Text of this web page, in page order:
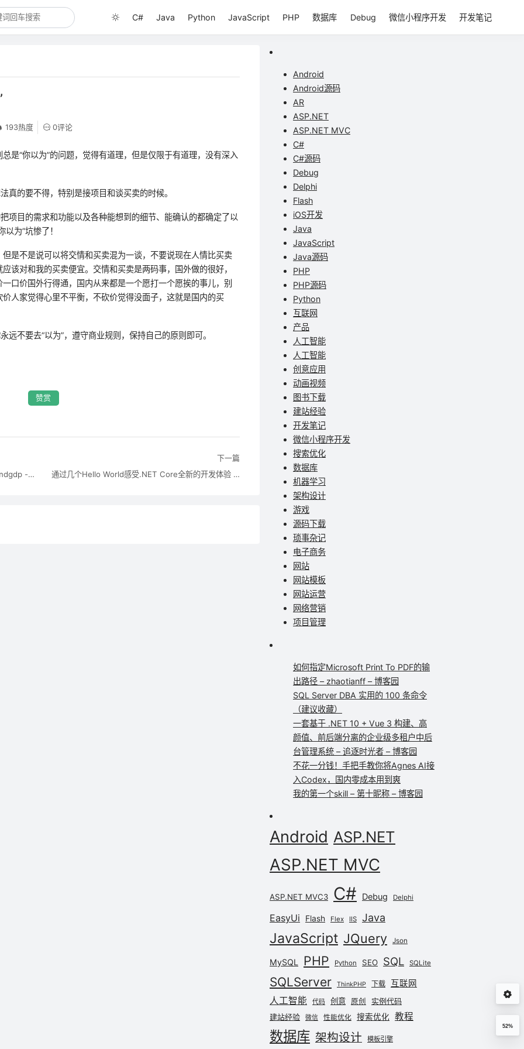
C# Java Python JavaScript PHP 数据库 Debug 微信小程序开发 开发笔记
193热度 0评论
是“你以为”的问题，觉得有道理，但是仅限于有道理，没有深入
真的要不得，特别是接项目和谈买卖的时候。
项目的需求和功能以及各种能想到的细节、能确认的都确定了以
为”坑惨了！
是不是说可以将交情和买卖混为一谈，不要说现在人情比买卖
该对和我的买卖便宜。交情和买卖是两码事，国外做的很好，
口价国外行得通，国内从来都是一个愿打一个愿挨的事儿，别
人家觉得心里不平衡，不砍价觉得没面子，这就是国内的买
远不要去“以为”，遵守商业规则，保持自己的原则即可。
赞赏
DIV CSS display (block,none,inline) - lyqandgdp - 博客园
下一篇
通过几个Hello World感受.NET Core全新的开发体验 - Artech - 博客园
Android
Android源码
AR
ASP.NET
ASP.NET MVC
C#
C#源码
Debug
Delphi
Flash
iOS开发
Java
JavaScript
Java源码
PHP
PHP源码
Python
互联网
产品
人工智能
人工智能
创意应用
动画视频
图书下载
建站经验
开发笔记
微信小程序开发
搜索优化
数据库
机器学习
架构设计
游戏
源码下载
琐事杂记
电子商务
网站
网站模板
网站运营
网络营销
项目管理
如何指定Microsoft Print To PDF的输
出路径 – zhaotianff – 博客园
SQL Server DBA 实用的 100 条命令
（建议收藏）
一套基于 .NET 10 + Vue 3 构建、高
颜值、前后端分离的企业级多租户中后
台管理系统 – 追逐时光者 – 博客园
不花一分钱！手把手教你将Agnes AI接
入Codex，国内零成本用到爽
我的第一个skill – 第十昵称 – 博客园
Android ASP.NET
ASP.NET MVC
ASP.NET MVC3 C# Debug Delphi
EasyUi Flash Flex IIS Java
JavaScript JQuery Json
MySQL PHP Python SEO SQL SQLite
SQLServer ThinkPHP 下载 互联网
人工智能 代码 创意 原创
实例代码
建站经验
微信 性能优化 搜索优化 教程
数据库 架构设计 模板引擎
52%